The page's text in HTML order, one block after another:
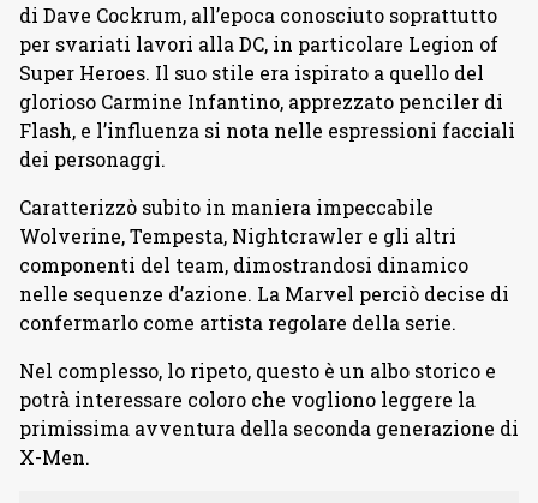
di Dave Cockrum, all’epoca conosciuto soprattutto
per svariati lavori alla DC, in particolare Legion of
Super Heroes. Il suo stile era ispirato a quello del
glorioso Carmine Infantino, apprezzato penciler di
Flash, e l’influenza si nota nelle espressioni facciali
dei personaggi.
Caratterizzò subito in maniera impeccabile
Wolverine, Tempesta, Nightcrawler e gli altri
componenti del team, dimostrandosi dinamico
nelle sequenze d’azione. La Marvel perciò decise di
confermarlo come artista regolare della serie.
Nel complesso, lo ripeto, questo è un albo storico e
potrà interessare coloro che vogliono leggere la
primissima avventura della seconda generazione di
X-Men.